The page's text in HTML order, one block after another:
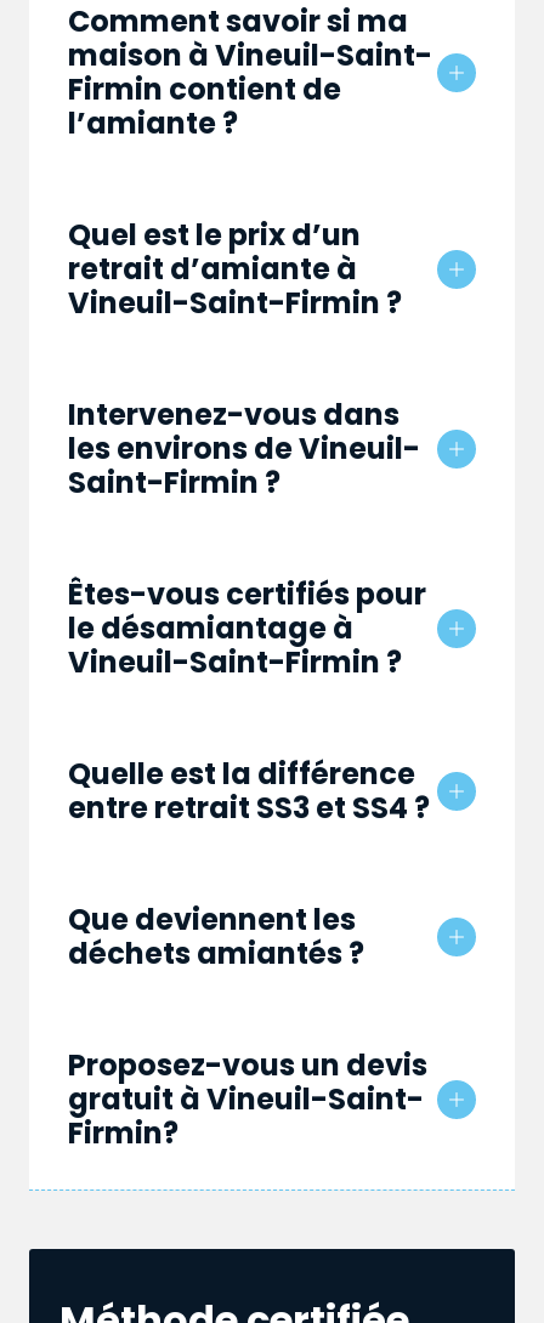
Comment savoir si ma
maison à Vineuil-Saint-
Firmin contient de
l’amiante ?
Quel est le prix d’un
retrait d’amiante à
Vineuil-Saint-Firmin ?
Intervenez-vous dans
les environs de Vineuil-
Saint-Firmin ?
Êtes-vous certifiés pour
le désamiantage à
Vineuil-Saint-Firmin ?
Quelle est la différence
entre retrait SS3 et SS4 ?
Que deviennent les
déchets amiantés ?
Proposez-vous un devis
gratuit à Vineuil-Saint-
Firmin?